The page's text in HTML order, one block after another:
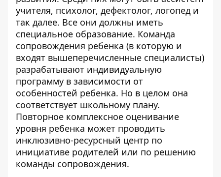
учителя, психолог, дефектолог, логопед и
так далее. Все они должны иметь
специальное образование. Команда
сопровождения ребенка (в которую и
входят вышеперечисленные специалисты)
разрабатывают индивидуальную
программу в зависимости от
особенностей ребенка. Но в целом она
соответствует школьному плану.
Повторное комплексное оценивание
уровня ребенка может проводить
инклюзивно-ресурсный центр по
инициативе родителей или по решению
команды сопровождения.